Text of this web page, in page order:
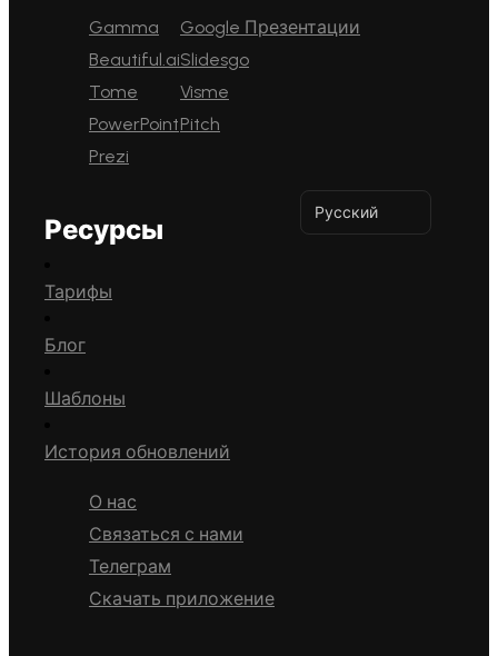
Gamma
Beautiful.ai
Tome
PowerPoint
Prezi
Google Презентации
Slidesgo
Visme
Pitch
Ресурсы
Тарифы
Блог
Шаблоны
История обновлений
О нас
Связаться с нами
Телеграм
Скачать приложение
Русский